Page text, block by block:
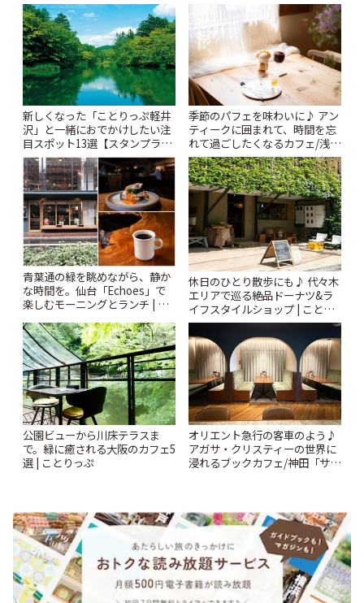
札すぐのレトロ喫茶まで~ | こと
りっぷ
Kabutocho」 | ことりっぷ
新しくなった「ことりっぷ軽井
沢」と一緒におでかけしたい注
目スポット13選【スタンプラリ
ー開催中】 | ことりっぷ
季節のパフェを味わいに♪ アン
ティークに囲まれて、時間を忘
れて過ごしたくなるカフェ/浅草
「annorum cafe」 | ことりっぷ
青葉通の緑を眺めながら、静か
な時間を。仙台「Echoes」で
楽しむモーニングとランチ | こ
休日のひとり散歩にも♪ 代々木
エリアで巡る絶品ドーナツ&ラ
イフスタイルショップ | ことり
っぷ
公園ビューから川床テラスま
で。緑に癒される大阪のカフェ5
選 | ことりっぷ
オリエント急行の客車のよう♪
アガサ・クリスティーの世界に
浸れるブックカフェ/神田「サロ